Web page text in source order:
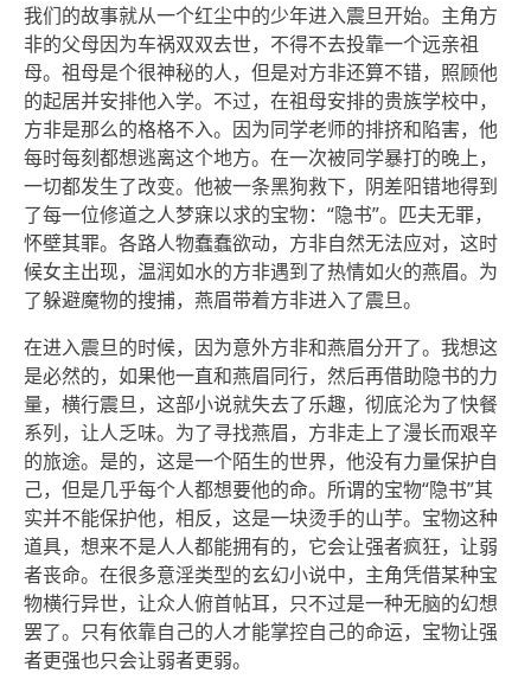
我们的故事就从一个红尘中的少年进入震旦开始。主角方
非的父母因为车祸双双去世，不得不去投靠一个远亲祖
母。祖母是个很神秘的人，但是对方非还算不错，照顾他
的起居并安排他入学。不过，在祖母安排的贵族学校中，
方非是那么的格格不入。因为同学老师的排挤和陷害，他
每时每刻都想逃离这个地方。在一次被同学暴打的晚上，
一切都发生了改变。他被一条黑狗救下，阴差阳错地得到
了每一位修道之人梦寐以求的宝物：“隐书”。匹夫无罪，
怀壁其罪。各路人物蠢蠢欲动，方非自然无法应对，这时
候女主出现，温润如水的方非遇到了热情如火的燕眉。为
了躲避魔物的搜捕，燕眉带着方非进入了震旦。
在进入震旦的时候，因为意外方非和燕眉分开了。我想这
是必然的，如果他一直和燕眉同行，然后再借助隐书的力
量，横行震旦，这部小说就失去了乐趣，彻底沦为了快餐
系列，让人乏味。为了寻找燕眉，方非走上了漫长而艰辛
的旅途。是的，这是一个陌生的世界，他没有力量保护自
己，但是几乎每个人都想要他的命。所谓的宝物“隐书”其
实并不能保护他，相反，这是一块烫手的山芋。宝物这种
道具，想来不是人人都能拥有的，它会让强者疯狂，让弱
者丧命。在很多意淫类型的玄幻小说中，主角凭借某种宝
物横行异世，让众人俯首帖耳，只不过是一种无脑的幻想
罢了。只有依靠自己的人才能掌控自己的命运，宝物让强
者更强也只会让弱者更弱。